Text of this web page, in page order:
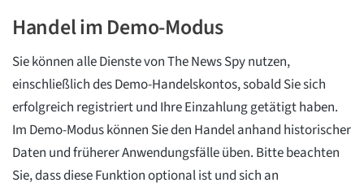
Handel im Demo-Modus
Sie können alle Dienste von The News Spy nutzen,
einschließlich des Demo-Handelskontos, sobald Sie sich
erfolgreich registriert und Ihre Einzahlung getätigt haben.
Im Demo-Modus können Sie den Handel anhand historischer
Daten und früherer Anwendungsfälle üben. Bitte beachten
Sie, dass diese Funktion optional ist und sich an